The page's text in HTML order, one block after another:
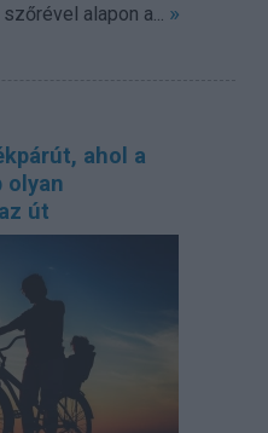
alapon a... »
ahol a
olyan
út